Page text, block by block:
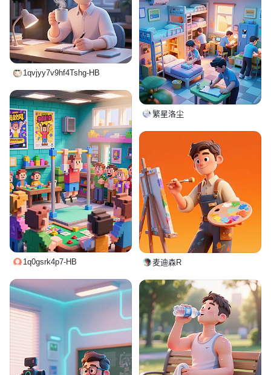
1qvjyy7v9hf4Tshg-HB
繁星洛尘
1q0gsrk4p7-HB 麦迪森R